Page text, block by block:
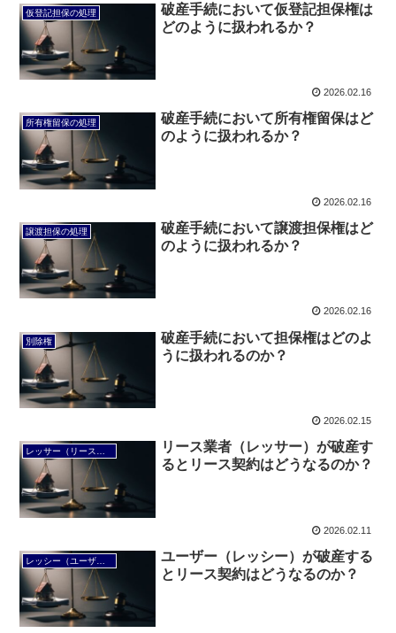
仮登記担保の処理
破産手続において仮登記担保権は
どのように扱われるか？
2026.02.16
所有権留保の処理
破産手続において所有権留保はど
のように扱われるか？
2026.02.16
譲渡担保の処理
破産手続において譲渡担保権はど
のように扱われるか？
2026.02.16
別除権
破産手続において担保権はどのよ
うに扱われるのか？
2026.02.15
リース業者（レッサー）が破産す
るとリース契約はどうなるのか？
2026.02.11
レッシー（ユーザー）の破産
ユーザー（レッシー）が破産する
とリース契約はどうなるのか？